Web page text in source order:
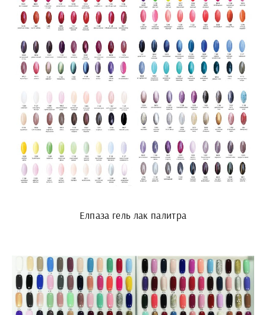
Елпаза гель лак палитра